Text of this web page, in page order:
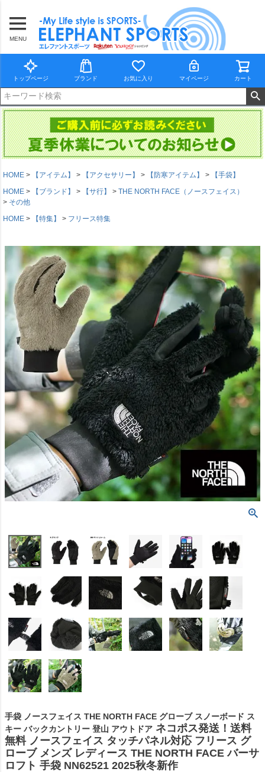
MENU
トップページ ブランド お気に入り マイページ カート
HOME 【アイテム】 【アクセサリー】 【防寒アイテム】
【手袋】
HOME
【ブランド】 【サ行】
THE NORTH FACE（ノースフェイス）
その他
HOME
【特集】 フリース特集
手袋 ノースフェイス THE NORTH FACE グローブ スノーボード ス
キー バックカントリー 登山 アウトドア ネコポス発送！送料
無料 ノースフェイス タッチパネル対応 フリース グ
ローブ メンズ レディース THE NORTH FACE バーサ
ロフト 手袋 NN62521 2025秋冬新作